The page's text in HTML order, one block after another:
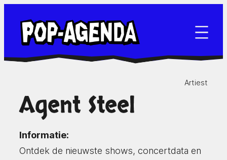
naar
inhoud
Artiest
Agent Steel
Informatie:
Ontdek de nieuwste shows, concertdata en